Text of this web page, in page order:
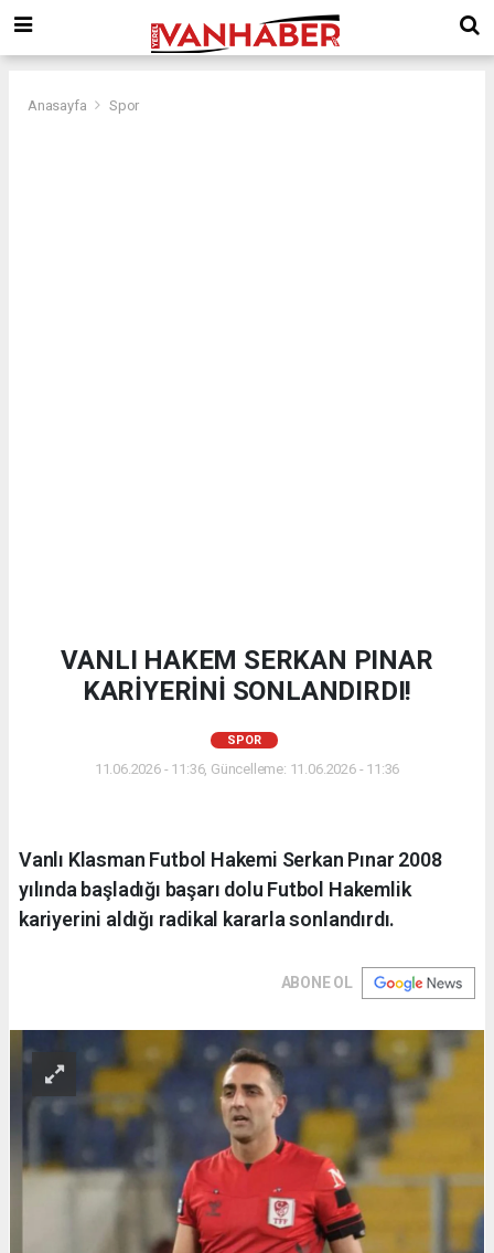
Anasayfa Spor
VANLI HAKEM SERKAN PINAR
KARİYERİNİ SONLANDIRDI!
SPOR
11.06.2026 - 11:36, Güncelleme: 11.06.2026 - 11:36
Vanlı Klasman Futbol Hakemi Serkan Pınar 2008
yılında başladığı başarı dolu Futbol Hakemlik
kariyerini aldığı radikal kararla sonlandırdı.
ABONE OL